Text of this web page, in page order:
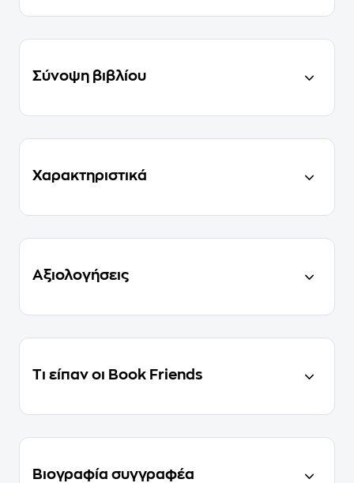
Σύνοψη βιβλίου
Χαρακτηριστικά
Αξιολογήσεις
Τι είπαν οι Book Friends
Βιογραφία συγγραφέα